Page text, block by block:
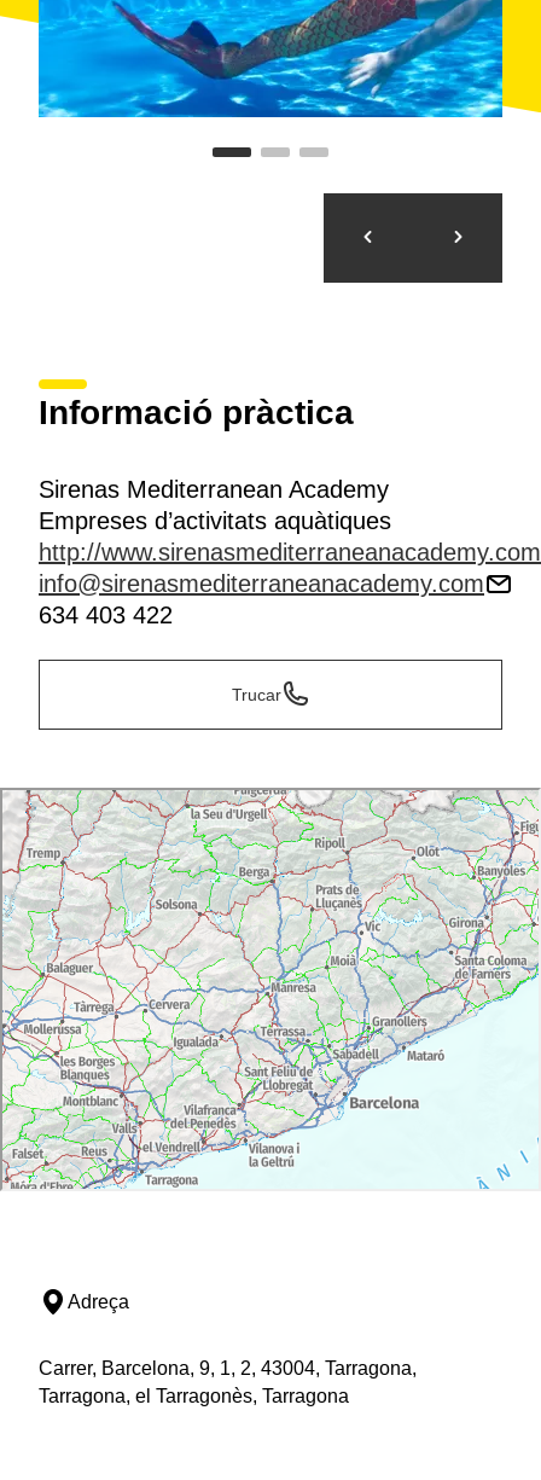
Informació pràctica
Sirenas Mediterranean Academy
Empreses d’activitats aquàtiques
http://www.sirenasmediterraneanacademy.com
info@sirenasmediterraneanacademy.com
634 403 422
Trucar
Adreça
Carrer, Barcelona, 9, 1, 2, 43004, Tarragona,
Tarragona, el Tarragonès, Tarragona